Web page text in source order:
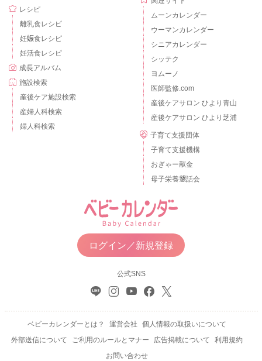
レシピ
離乳食レシピ
妊娠食レシピ
妊活食レシピ
成長アルバム
施設検索
産後ケア施設検索
産婦人科検索
婦人科検索
ムーンカレンダー
ウーマンカレンダー
シニアカレンダー
シッテク
ヨムーノ
医師監修.com
産後ケアサロン ひより青山
産後ケアサロン ひより芝浦
子育て支援団体
子育て支援機構
おぎゃー献金
母子栄養懇話会
ログイン／新規登録
公式SNS
ベビーカレンダーとは？ 運営会社
個人情報の取扱いについて
外部送信について
ご利用のルールとマナー 広告掲載について
利用規約
お問い合わせ